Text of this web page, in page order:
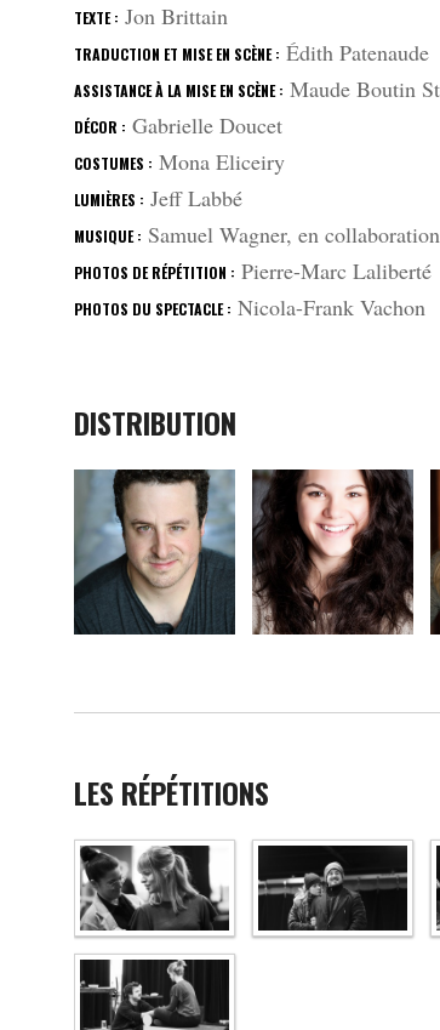
TEXTE : Jon Brittain
TRADUCTION ET MISE EN SCÈNE : Édith Patenaude
ASSISTANCE À LA MISE EN SCÈNE : Maude Boutin
DÉCOR : Gabrielle Doucet
COSTUMES : Mona Eliceiry
LUMIÈRES : Jeff Labbé
MUSIQUE : Samuel Wagner, en
PHOTOS DE RÉPÉTITION : Pierre-Marc Laliberté
PHOTOS DU SPECTACLE : Nicola-Frank Vachon
DISTRIBUTION
LES RÉPÉTITIONS